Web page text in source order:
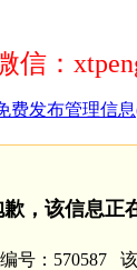
信：
费发布管理信
歉，该信息正
号：570587